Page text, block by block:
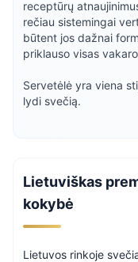
receptūrų
rečiau sistemingai
būtent jos dažnai
priklauso visas
Servetėlė yra viena
lydi svečią.
Lietuviškas
kokybė
Lietuvos rinkoje